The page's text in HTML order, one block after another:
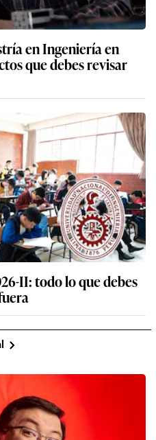
en Ingeniería en
que debes revisar
II: todo lo que debes